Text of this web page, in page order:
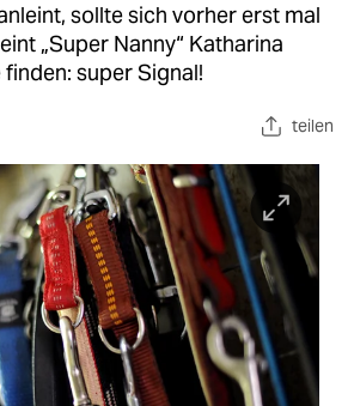
sollte sich vorher erst mal
„Super Nanny“ Katharina
super Signal!
teilen